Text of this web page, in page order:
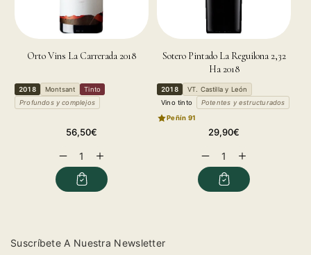
Orto Vins La Carrerada 2018
2018 Montsant
Tinto
Profundos y complejos
Regular
56,50€
Decrease
quantity
Increase
quantity
for
Sotero Pintado La Reguilona 2,32
Ha 2018
2018
VT. Castilla y León
Vino tinto
Potentes y estructurados
Peñín 91
Regular
29,90€
Decrease
quantity
Increase
quantity
for
Suscríbete A Nuestra Newsletter